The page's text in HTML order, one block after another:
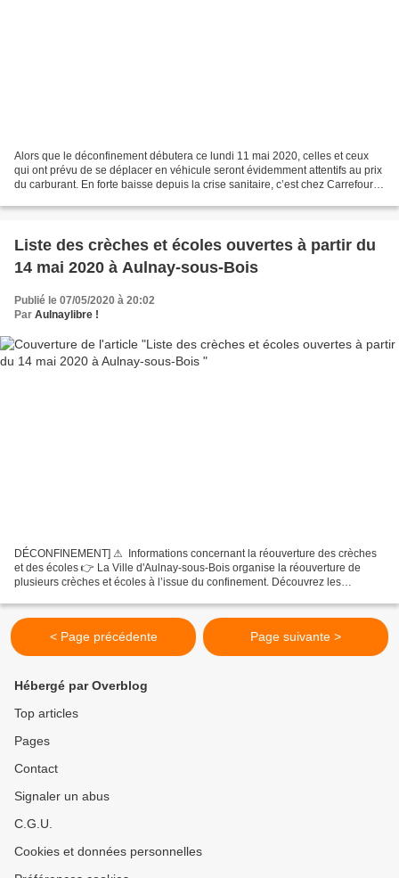
Alors que le déconfinement débutera ce lundi 11 mai 2020, celles et ceux
qui ont prévu de se déplacer en véhicule seront évidemment attentifs au prix
du carburant. En forte baisse depuis la crise sanitaire, c’est chez Carrefour à
Liste des crèches et écoles ouvertes à partir du
14 mai 2020 à Aulnay-sous-Bois
Publié le 07/05/2020 à 20:02
Par Aulnaylibre !
DÉCONFINEMENT] ⚠ ️ Informations concernant la réouverture des crèches
et des écoles 👉 La Ville d'Aulnay-sous-Bois organise la réouverture de
plusieurs crèches et écoles à l’issue du confinement. Découvrez les
< Page précédente Page suivante >
Hébergé par Overblog
Top articles
Pages
Contact
Signaler un abus
C.G.U.
Cookies et données personnelles